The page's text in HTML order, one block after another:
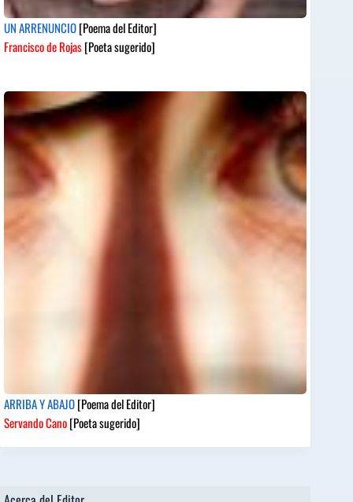
UN ARRENUNCIO[Poema del Editor]
Francisco de Rojas[Poeta sugerido]
ARRIBA Y ABAJO[Poema del Editor]
Servando Cano[Poeta sugerido]